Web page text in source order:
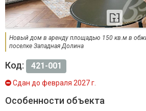
Новый дом в аренду площадью 150 кв.м в
поселке Западная Долина
Код: 421-001
Сдан до февраля 2027 г.
Особенности объекта